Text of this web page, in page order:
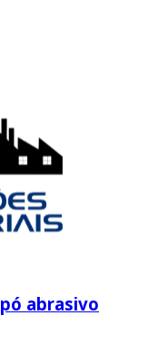
abrasivo